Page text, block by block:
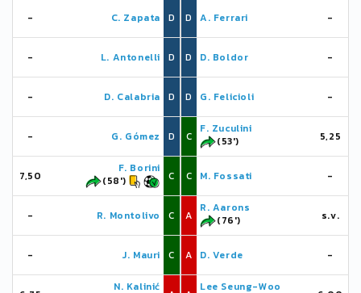
- C. Zapata D
- L. Antonelli D
- D. Calabria D
- G. Gómez D
7,50
F. Borini
(58')
C
- R. Montolivo C
- J. Mauri C
N. Kalinić
D A. Ferrari -
D D. Boldor -
D G. Felicioli -
C
F. Zuculini
(53')
5,25
C M. Fossati -
A
R. Aarons
(76')
s.v.
A D. Verde -
Lee Seung-Woo